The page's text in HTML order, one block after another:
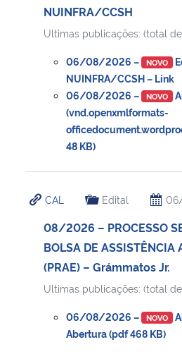
NUINFRA/CCSH
Ultimas publicações: (total
06/08/2026 – NOVO
NUINFRA/CCSH – Link
06/08/2026 –
NOVO
(vnd.openxmlformats-
48 KB)
CAL Edital
08/2026 – PROCESSO
BOLSA DE ASSISTÊNCIA
(PRAE) – Grámmatos Jr.
Ultimas publicações: (total
06/08/2026 – NOVO
Abertura (pdf 468 KB)